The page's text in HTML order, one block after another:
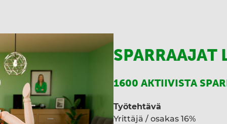
SPARRAAJAT
1600 AKTIIVISTA
Työtehtävä
Yrittäjä / osakas 16%